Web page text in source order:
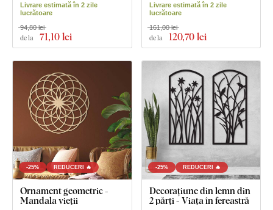
Livrare estimată în 2 zile
lucrătoare
de la 71,10 lei
94,80 lei
Livrare estimată în 2 zile
lucrătoare
de la 120,70 lei
161,00 lei
-25% REDUCERI 🔥
Ornament geometric -
Mandala vieții
-25% REDUCERI 🔥
Decorațiune din lemn din
2 părți - Viața în fereastră